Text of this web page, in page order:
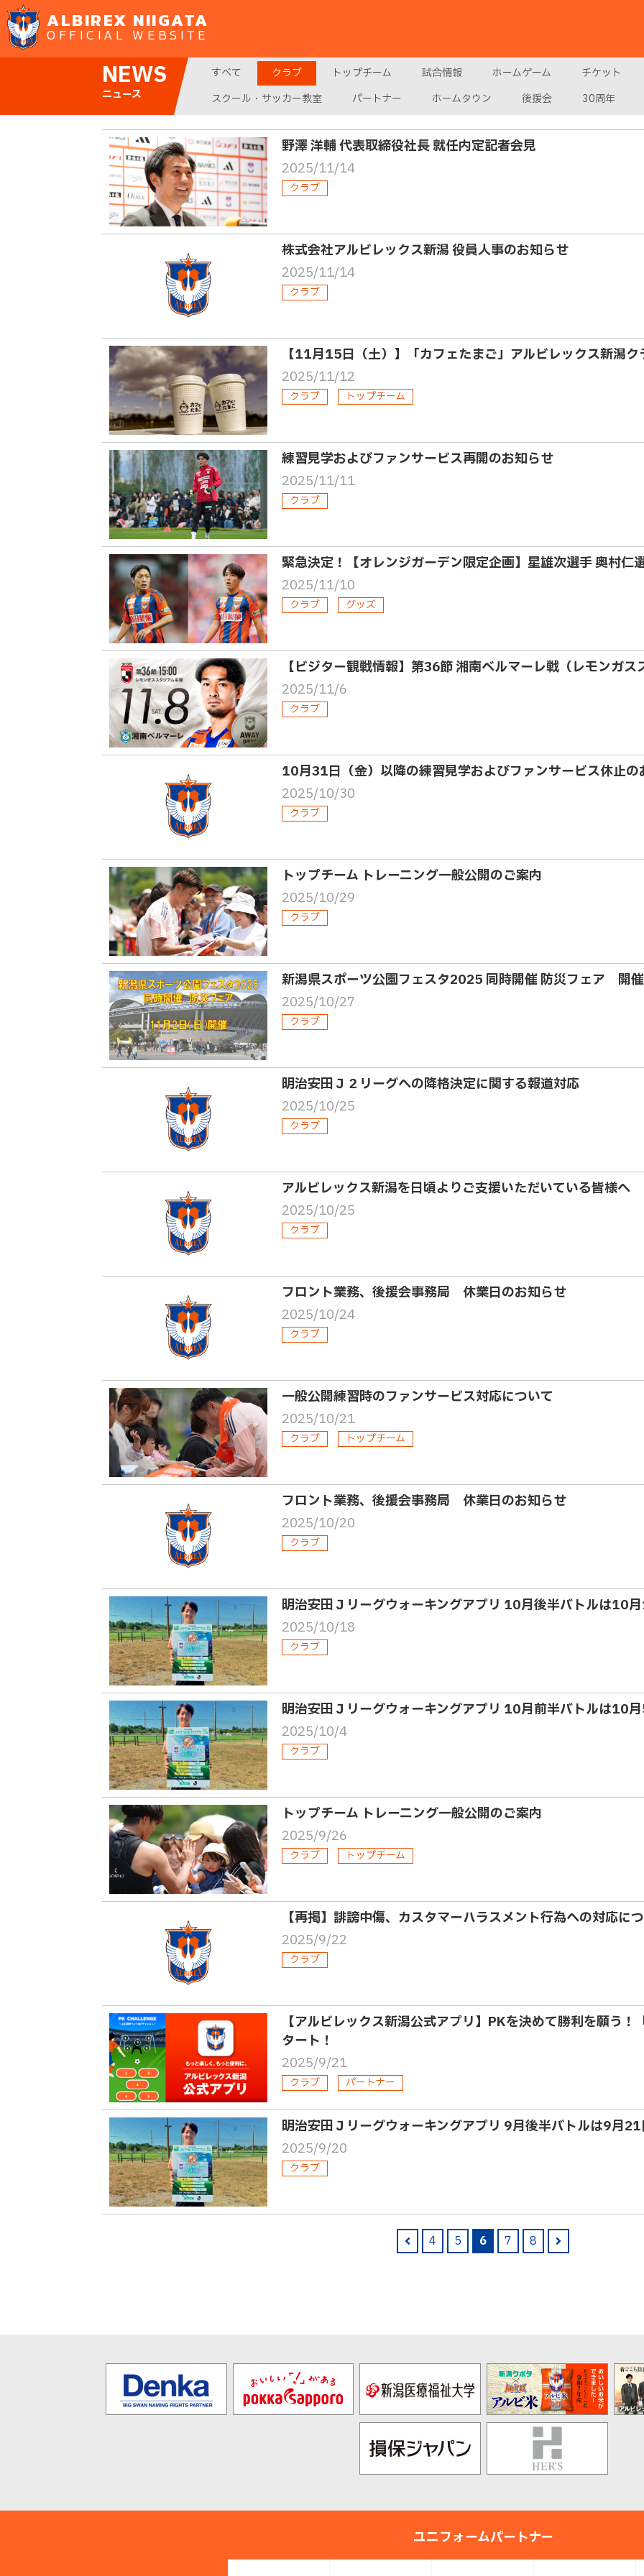
ALBIREX NIIGATA
OFFICIAL WEBSITE
NEWS
ニュース
すべて クラブ トップチーム 試合情報 ホームゲーム チケット
スクール・サッカー教室
パートナー ホームタウン 後援会 30周年
野澤 洋輔 代表取締役社長 就任内定記者会見
2025/11/14
クラブ
株式会社アルビレックス新潟 役員人事のお知らせ
2025/11/14
クラブ
【11月15日（土）】「カフェたまご」アルビレックス新潟ク
2025/11/12
クラブ トップチーム
練習見学およびファンサービス再開のお知らせ
2025/11/11
クラブ
緊急決定！【オレンジガーデン限定企画】星雄次選手 奥村仁
2025/11/10
クラブ グッズ
【ビジター観戦情報】第36節 湘南ベルマーレ戦（レモンガス
2025/11/6
クラブ
10月31日（金）以降の練習見学およびファンサービス休止の
2025/10/30
クラブ
トップチーム トレーニング一般公開のご案内
2025/10/29
クラブ
新潟県スポーツ公園フェスタ2025 同時開催 防災フェア 開
2025/10/27
クラブ
明治安田Ｊ２リーグへの降格決定に関する報道対応
2025/10/25
クラブ
アルビレックス新潟を日頃よりご支援いただいている皆様へ
2025/10/25
クラブ
フロント業務、後援会事務局 休業日のお知らせ
2025/10/24
クラブ
一般公開練習時のファンサービス対応について
2025/10/21
クラブ トップチーム
フロント業務、後援会事務局 休業日のお知らせ
2025/10/20
クラブ
明治安田Ｊリーグウォーキングアプリ 10月後半バトルは10
2025/10/18
クラブ
明治安田Ｊリーグウォーキングアプリ 10月前半バトルは10
2025/10/4
クラブ
トップチーム トレーニング一般公開のご案内
2025/9/26
クラブ トップチーム
【再掲】誹謗中傷、カスタマーハラスメント行為への対応に
2025/9/22
クラブ
【アルビレックス新潟公式アプリ】PKを決めて勝利を願う
タート！
2025/9/21
クラブ パートナー
明治安田Ｊリーグウォーキングアプリ 9月後半バトルは9月21
2025/9/20
クラブ
4 5 6 7
8
ユニフォームパートナー